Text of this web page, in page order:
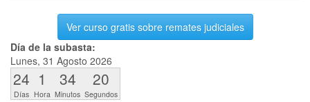
Ver curso gratis sobre remates judiciales
Día de la subasta:
Lunes, 31 Agosto 2026
24
Días
1
Hora
34
Minutos
20
Segundos